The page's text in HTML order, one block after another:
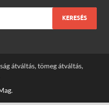
átváltás, tömeg átváltás,
.